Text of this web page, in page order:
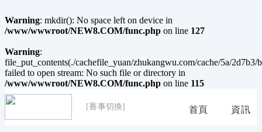
Warning: mkdir(): No space left on device in
/www/wwwroot/NEW8.COM/func.php on line 127
Warning:
file_put_contents(./cachefile_yuan/zhukangwu.com/cache/5a/2d7b3/
failed to open stream: No such file or directory in
/www/wwwroot/NEW8.COM/func.php on line 115
[賽事切換] 首頁 資訊